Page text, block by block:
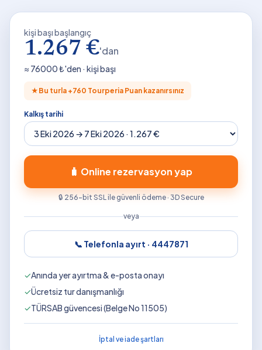
kişi başı başlangıç
1.267 €'dan
≈ 76000₺'den · kişi başı
★ Bu turla +760 Tourperia Puan kazanırsınız
Kalkış tarihi
🧳 Online rezervasyon yap
🔒 256-bit SSL ile güvenli ödeme · 3D Secure
veya
📞 Telefonla ayırt · 4447871
✓Anında yer ayırtma & e-posta onayı
✓Ücretsiz tur danışmanlığı
✓TÜRSAB güvencesi (Belge No 11505)
İptal ve iade şartları